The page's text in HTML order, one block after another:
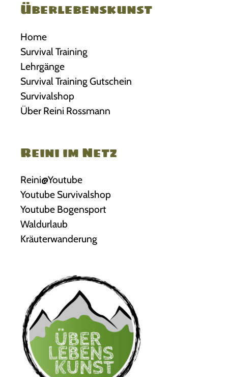
Überlebenskunst
Home
Survival Training
Lehrgänge
Survival Training Gutschein
Survivalshop
Über Reini Rossmann
Reini im Netz
Reini@Youtube
Youtube Survivalshop
Youtube Bogensport
Waldurlaub
Kräuterwanderung